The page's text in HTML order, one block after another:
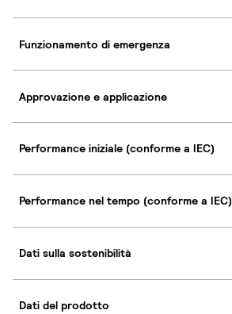
Funzionamento di emergenza
Approvazione e applicazione
Performance iniziale (conforme a IEC)
Performance nel tempo (conforme a IEC)
Dati sulla sostenibilità
Dati del prodotto